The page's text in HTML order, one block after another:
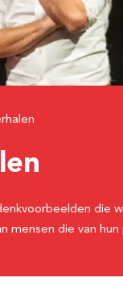
die
mensen die van